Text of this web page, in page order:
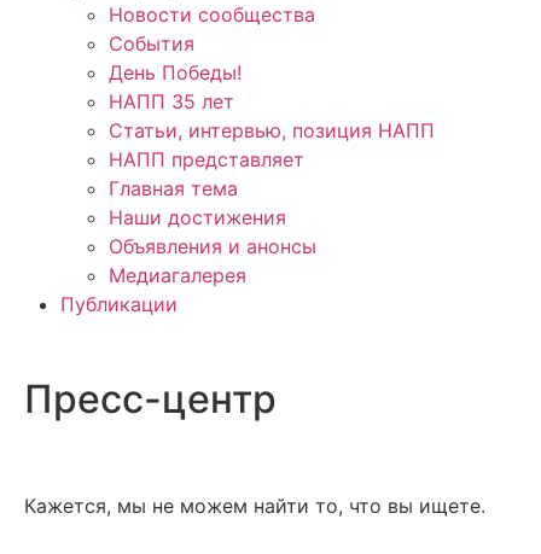
Новости сообщества
События
День Победы!
НАПП 35 лет
Статьи, интервью, позиция НАПП
НАПП представляет
Главная тема
Наши достижения
Объявления и анонсы
Медиагалерея
Публикации
Пресс-центр
Кажется, мы не можем найти то, что вы ищете.